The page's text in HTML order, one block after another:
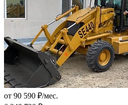
от 90 590 ₽/мес.